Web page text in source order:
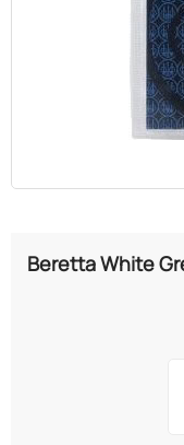
Beretta White